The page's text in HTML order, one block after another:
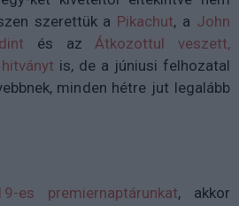
szerettük a Pikachut, a John
és az Átkozottul veszett,
is, de a júniusi felhozatal
minden hétre jut legalább
es premiernaptárunkat, akkor